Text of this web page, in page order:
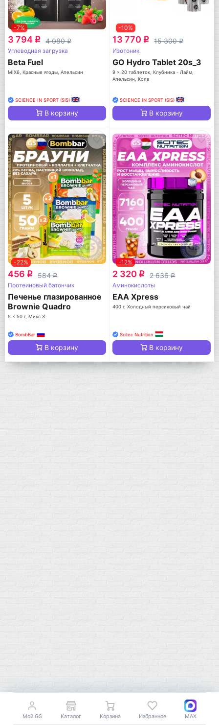
-7%
3 794 q 4 080q
Углеводная загрузка
Beta Fuel
MIX6, Красные ягоды, Апельсин
SCIENCE IN SPORT (SiS)
В корзину
-10%
13 770 q 15 300q
Изотоник
GO Hydro Tablet 20s_3
9 x 20 таблеток, Клубника - Лайм,
Апельсин, Кола
SCIENCE IN SPORT (SiS)
В корзину
-22%
456 q 584q
Протеиновый батончик
Печенье глазированное
Brownie Quadro
5 x 50 г, Микс 3
BombBar
В корзину
-12%
2 320 q 2 636q
Аминокислоты
EAA Xpress
400 г, Холодный персиковый чай
Scitec Nutrition
В корзину
Глютамин
Для пищеварения
Для иммунитета
Мой GS Каталог Корзина Избранное MAX